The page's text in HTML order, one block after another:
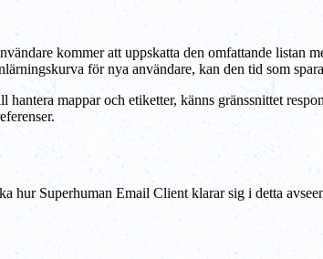
kommer att uppskatta den omfattande listan
för nya användare, kan den tid som
mappar och etiketter, känns gränssnittet
hur Superhuman Email Client klarar sig i detta